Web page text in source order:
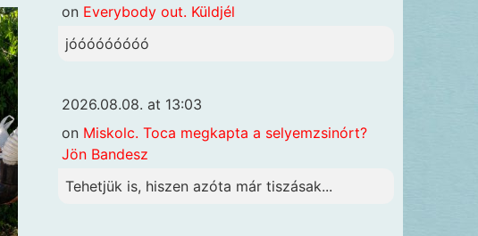
on Everybody out. Küldjél
jóóóóóóóóó
2026.08.08. at 13:03
on Miskolc. Toca megkapta a selyemzsinórt?
Jön Bandesz
Tehetjük is, hiszen azóta már tiszásak...